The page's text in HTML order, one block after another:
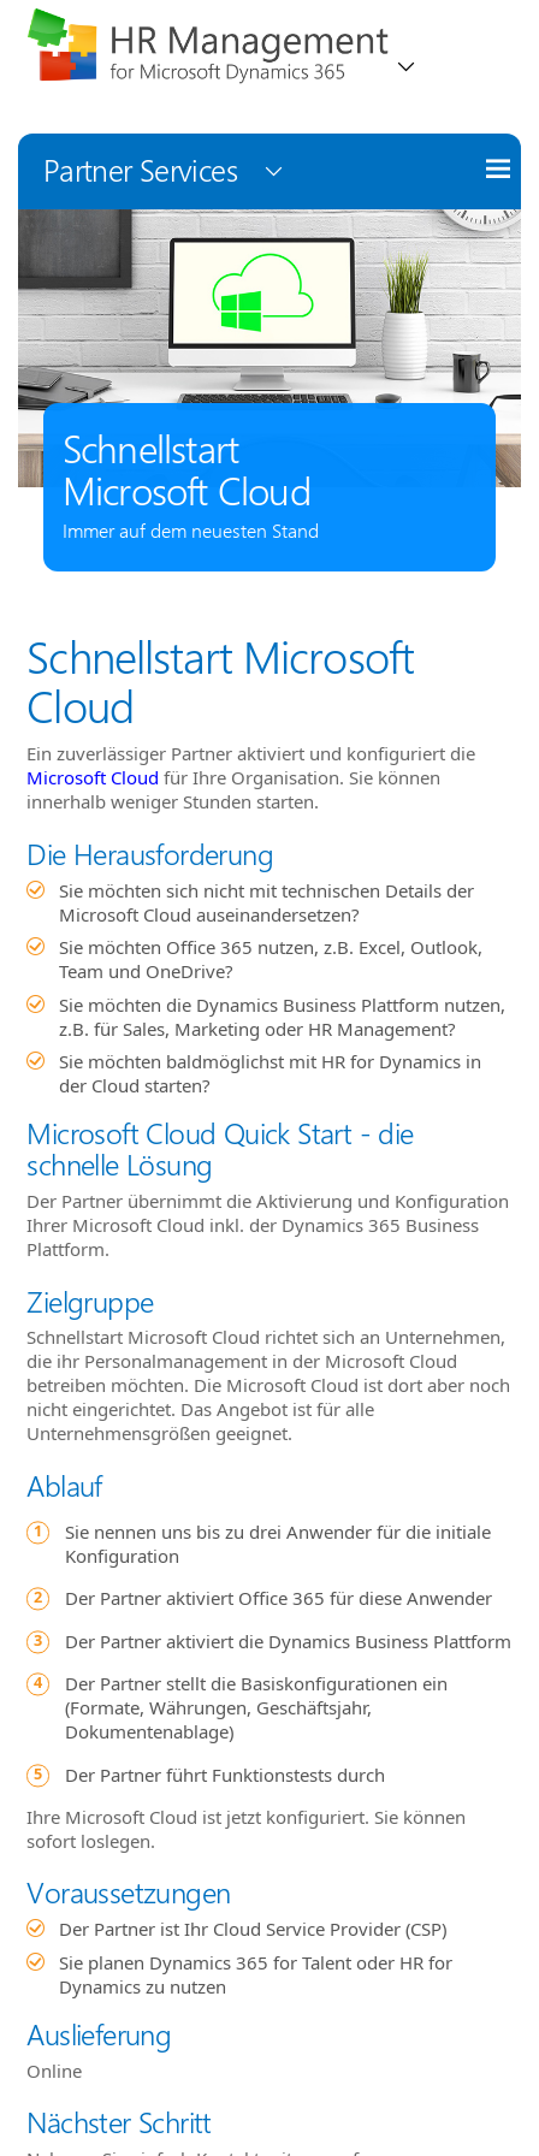
Partner Services
Schnellstart
Microsoft Cloud
Immer auf dem neuesten Stand
Schnellstart Microsoft
Cloud
Ein zuverlässiger Partner aktiviert und konfiguriert die
Microsoft Cloud für Ihre Organisation. Sie können
innerhalb weniger Stunden starten.
Die Herausforderung
Sie möchten sich nicht mit technischen Details der
Microsoft Cloud auseinandersetzen?
Sie möchten Office 365 nutzen, z.B. Excel, Outlook,
Team und OneDrive?
Sie möchten die Dynamics Business Plattform nutzen,
z.B. für Sales, Marketing oder HR Management?
Sie möchten baldmöglichst mit HR for Dynamics in
der Cloud starten?
Microsoft Cloud Quick Start - die
schnelle Lösung
Der Partner übernimmt die Aktivierung und Konfiguration
Ihrer Microsoft Cloud inkl. der Dynamics 365 Business
Plattform.
Zielgruppe
Schnellstart Microsoft Cloud richtet sich an Unternehmen,
die ihr Personalmanagement in der Microsoft Cloud
betreiben möchten. Die Microsoft Cloud ist dort aber noch
nicht eingerichtet. Das Angebot ist für alle
Unternehmensgrößen geeignet.
Ablauf
Sie nennen uns bis zu drei Anwender für die initiale
Konfiguration
Der Partner aktiviert Office 365 für diese Anwender
Der Partner aktiviert die Dynamics Business Plattform
Der Partner stellt die Basiskonfigurationen ein
(Formate, Währungen, Geschäftsjahr,
Dokumentenablage)
Der Partner führt Funktionstests durch
Ihre Microsoft Cloud ist jetzt konfiguriert. Sie können
sofort loslegen.
Voraussetzungen
Der Partner ist Ihr Cloud Service Provider (CSP)
Sie planen Dynamics 365 for Talent oder HR for
Dynamics zu nutzen
Auslieferung
Online
Nächster Schritt